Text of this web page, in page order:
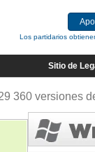
Los partidarios
Sitio de
360 versiones